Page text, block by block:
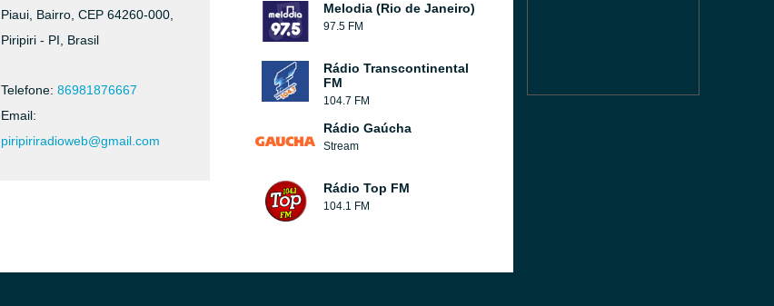
Piaui, Bairro, CEP 64260-000,
Piripiri - PI, Brasil
Telefone: 86981876667
Email:
piripiriradioweb@gmail.com
Melodia (Rio de Janeiro)
97.5 FM
Rádio Transcontinental
FM
104.7 FM
Rádio Gaúcha
Stream
Rádio Top FM
104.1 FM